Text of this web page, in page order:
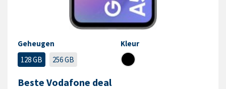
Geheugen
128 GB
256 GB
Kleur
Beste Vodafone deal